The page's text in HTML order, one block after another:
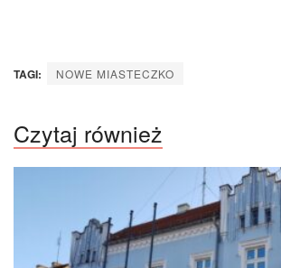
TAGI: NOWE MIASTECZKO
Czytaj również